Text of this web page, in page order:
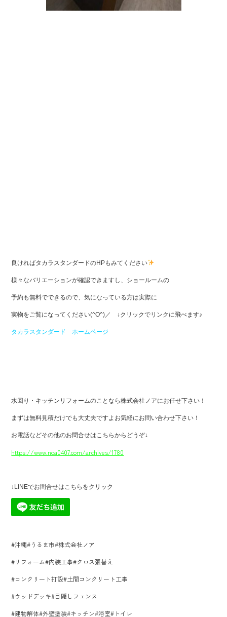
良ければタカラスタンダードのHPもみてください
様々なバリエーションが確認できますし、ショールームの
予約も無料でできるので、気になっている方は実際に
実物をご覧になってください(^O^)／ ↓クリックでリンクに飛べます♪
タカラスタンダード ホームページ
水回り・キッチンリフォームのことなら株式会社ノアにお任せ下さい！
まずは無料見積だけでも大丈夫ですよお気軽にお問い合わせ下さい！
お電話などその他のお問合せはこちらからどうぞ↓
https://www.noa0407.com/archives/1780
↓LINEでお問合せはこちらをクリック
#沖縄#うるま市#株式会社ノア
#リフォーム#内装工事#クロス張替え
#コンクリート打設#土間コンクリート工事
#ウッドデッキ#目隠しフェンス
#建物解体#外壁塗装#キッチン#浴室#トイレ